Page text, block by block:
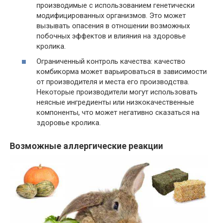
производимые с использованием генетически
модифицированных организмов. Это может
вызывать опасения в отношении возможных
побочных эффектов и влияния на здоровье
кролика.
Ограниченный контроль качества: качество
комбикорма может варьироваться в зависимости
от производителя и места его производства.
Некоторые производители могут использовать
неясные ингредиенты или низкокачественные
компоненты, что может негативно сказаться на
здоровье кролика.
Возможные аллергические реакции